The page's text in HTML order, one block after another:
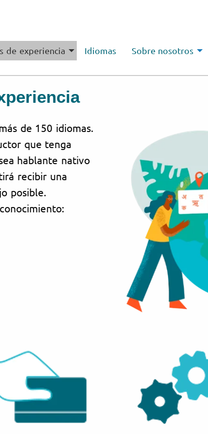
de experiencia Idiomas Sobre nosotros
de 150 idiomas.
que tenga
hablante nativo
recibir una
posible.